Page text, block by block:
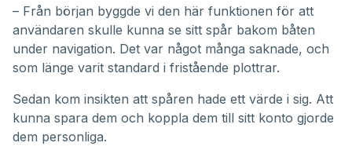
– Från början byggde vi den här funktionen för att
användaren skulle kunna se sitt spår bakom båten
under navigation. Det var något många saknade, och
som länge varit standard i fristående plottrar.
Sedan kom insikten att spåren hade ett värde i sig. Att
kunna spara dem och koppla dem till sitt konto gjorde
dem personliga.